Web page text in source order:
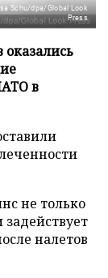
Schu/dpa/Global Look
Press
в
не только
налетов